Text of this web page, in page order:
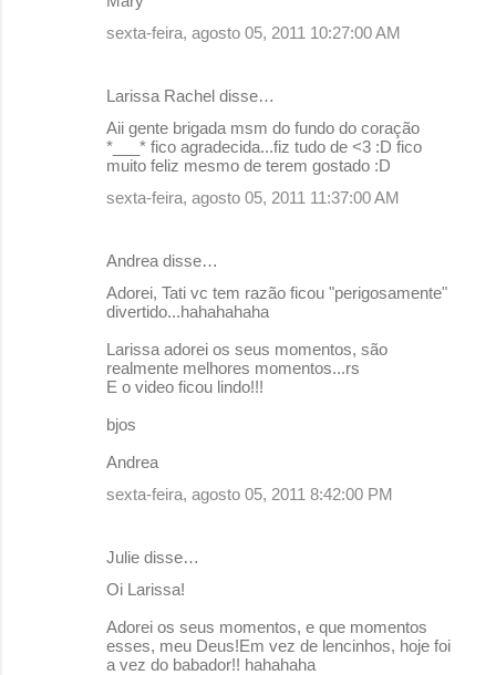
sexta-feira, agosto 05, 2011 10:27:00 AM
Larissa Rachel disse…
Aii gente brigada msm do fundo do coração
*___* fico agradecida...fiz tudo de <3 :D fico
muito feliz mesmo de terem gostado :D
sexta-feira, agosto 05, 2011 11:37:00 AM
Andrea disse…
Adorei, Tati vc tem razão ficou "perigosamente"
divertido...hahahahaha
Larissa adorei os seus momentos, são
realmente melhores momentos...rs
E o video ficou lindo!!!
bjos
Andrea
sexta-feira, agosto 05, 2011 8:42:00 PM
Julie disse…
Oi Larissa!
Adorei os seus momentos, e que momentos
esses, meu Deus!Em vez de lencinhos, hoje foi
a vez do babador!! hahahaha